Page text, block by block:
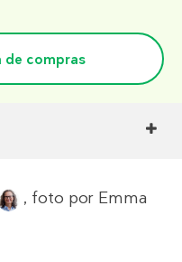
de compras
, foto por Emma